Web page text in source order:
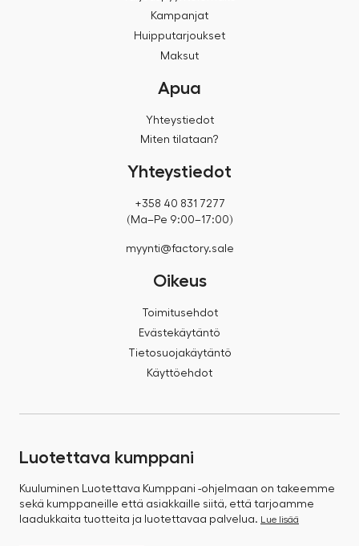
Kampanjat
Huipputarjoukset
Maksut
Apua
Yhteystiedot
Miten tilataan?
Yhteystiedot
+358 40 831 7277
(Ma–Pe 9:00–17:00)
myynti@factory.sale
Oikeus
Toimitusehdot
Evästekäytäntö
Tietosuojakäytäntö
Käyttöehdot
Luotettava kumppani
Kuuluminen Luotettava Kumppani -ohjelmaan on takeemme
sekä kumppaneille että asiakkaille siitä, että tarjoamme
laadukkaita tuotteita ja luotettavaa palvelua. Lue lisää